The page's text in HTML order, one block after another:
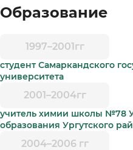
Образование
1997–2001гг
студент Самаркандского
университета
2001–2004гг
учитель химии школы №78
образования Ургутского
2004–2006 гг